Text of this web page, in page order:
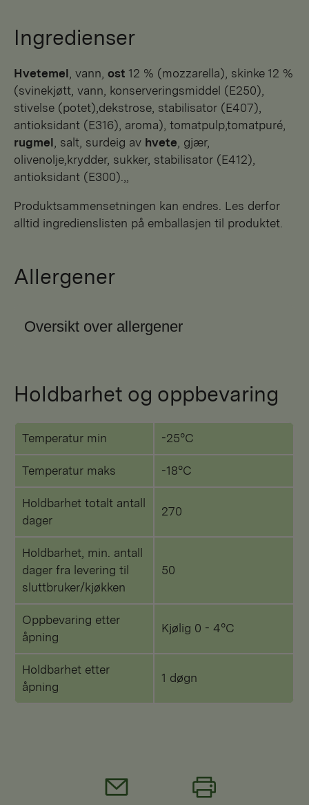
Ingredienser
hvetemel, vann,ost 12 % (mozzarella), skinke 12 %
(svinekjøtt, vann, konserveringsmiddel (E250),
stivelse (potet),dekstrose, stabilisator (E407),
antioksidant (E316), aroma), tomatpulp,tomatpuré,
rugmel, salt, surdeig av hvete, gjær,
olivenolje,krydder, sukker, stabilisator (E412),
antioksidant (E300).,,
Produktsammensetningen kan endres. Les derfor
alltid ingredienslisten på emballasjen til produktet.
Allergener
Oversikt over allergener
Holdbarhet og oppbevaring
Temperatur min -25°C
Temperatur maks -18°C
Holdbarhet totalt antall
dager
270
Holdbarhet, min. antall
dager fra levering til
sluttbruker/kjøkken
50
Oppbevaring etter
åpning
Kjølig 0 - 4°C
Holdbarhet etter
åpning
1 døgn